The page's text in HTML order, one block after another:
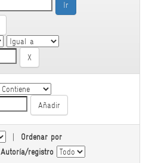
| Ordenar por
Autoría/registro